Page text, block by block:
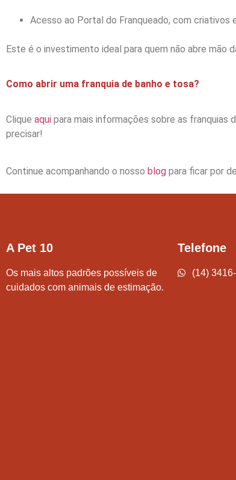
Acesso ao Portal do Franqueado, com criativos
Este é o investimento ideal para quem não abre mão
Como abrir uma franquia de banho e tosa?
Clique aqui para mais informações sobre as franquias
precisar!
Continue acompanhando o nosso blog para ficar por
A Pet 10
Os mais altos padrões possíveis de
cuidados com animais de estimação.
Telefone
(14)